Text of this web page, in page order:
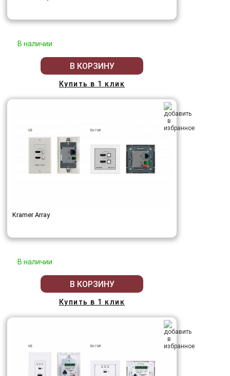
В наличии
В КОРЗИНУ
Купить в 1 клик
Kramer Array
В наличии
В КОРЗИНУ
Купить в 1 клик